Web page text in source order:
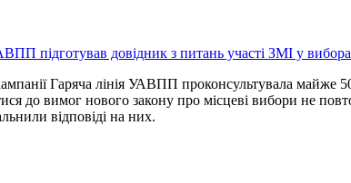
підготував довідник з питань участі ЗМІ у
Гаряча лінія УАВПП проконсультувала майже
до вимог нового закону про місцеві вибори не
відповіді на них.